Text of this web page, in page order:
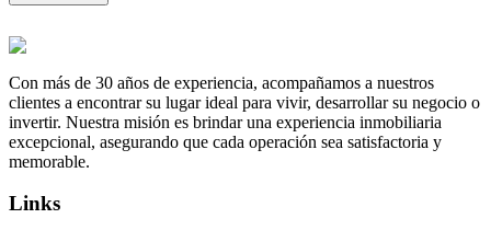
Con más de 30 años de experiencia, acompañamos a nuestros
clientes a encontrar su lugar ideal para vivir, desarrollar su negocio o
invertir. Nuestra misión es brindar una experiencia inmobiliaria
excepcional, asegurando que cada operación sea satisfactoria y
memorable.
Links